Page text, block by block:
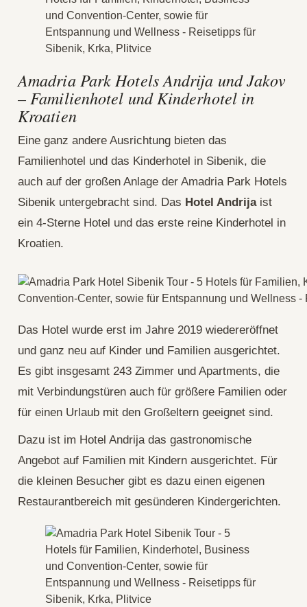
Amadria Park Hotels Andrija und Jakov
– Familienhotel und Kinderhotel in
Kroatien
Eine ganz andere Ausrichtung bieten das
Familienhotel und das Kinderhotel in Sibenik, die
auch auf der großen Anlage der Amadria Park Hotels
Sibenik untergebracht sind. Das Hotel Andrijaist
ein 4-Sterne Hotel und das erste reine Kinderhotel in
Kroatien.
Das Hotel wurde erst im Jahre 2019 wiedereröffnet
und ganz neu auf Kinder und Familien ausgerichtet.
Es gibt insgesamt 243 Zimmer und Apartments, die
mit Verbindungstüren auch für größere Familien oder
für einen Urlaub mit den Großeltern geeignet sind.
Dazu ist im Hotel Andrija das gastronomische
Angebot auf Familien mit Kindern ausgerichtet. Für
die kleinen Besucher gibt es dazu einen eigenen
Restaurantbereich mit gesünderen Kindergerichten.